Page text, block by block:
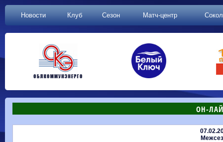
Новости Клуб Сезон Матч-центр
ОН-